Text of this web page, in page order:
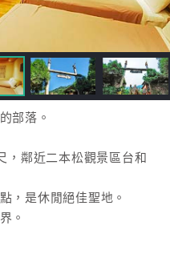
部落。
，鄰近二本松觀景區台和
，是休閒絕佳聖地。
。